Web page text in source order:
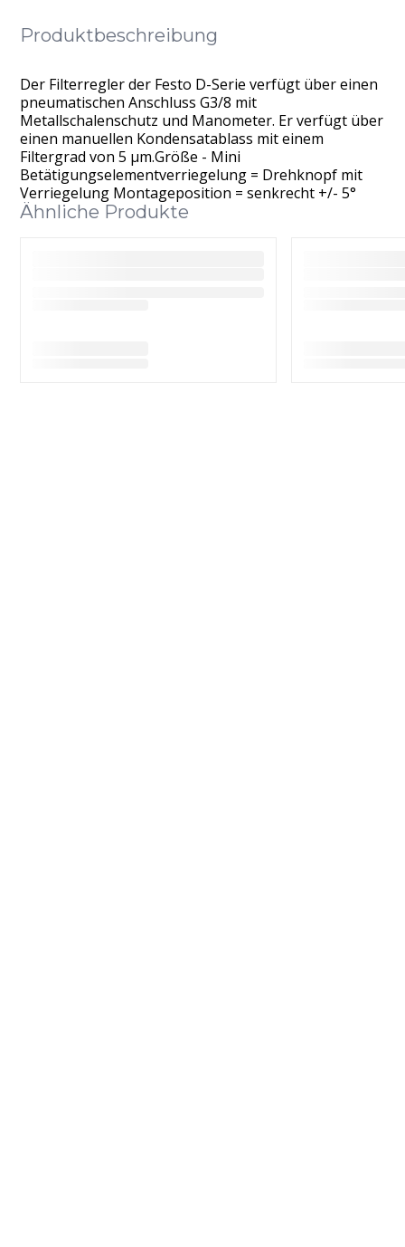
Produktbeschreibung
Der Filterregler der Festo D-Serie verfügt über einen
pneumatischen Anschluss G3/8 mit
Metallschalenschutz und Manometer. Er verfügt über
einen manuellen Kondensatablass mit einem
Filtergrad von 5 μm.Größe - Mini
Betätigungselementverriegelung = Drehknopf mit
Verriegelung Montageposition = senkrecht +/- 5°
Ähnliche Produkte